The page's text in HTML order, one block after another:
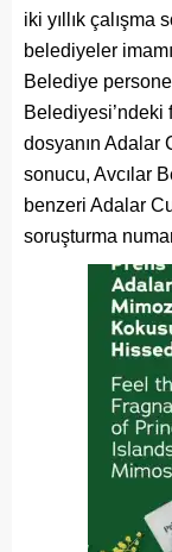
iki yıllık çalışma
belediyeler
Belediye
Belediyesi’ndeki
dosyanın Adalar
sonucu, Avcılar
benzeri Adalar
soruşturma